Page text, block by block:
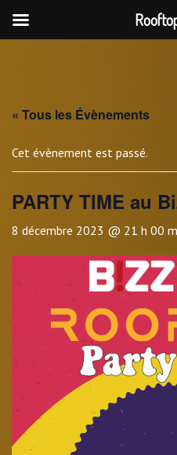
« Tous les Évènements
Cet évènement est passé.
PARTY TIME au
8 décembre 2023 @ 21 h 00